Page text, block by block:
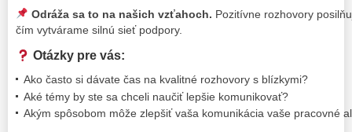
Odráža sa to na našich vzťahoch. Pozitívne rozhovory
čím vytvárame silnú sieť podpory.
Otázky pre vás:
Ako často si dávate čas na kvalitné rozhovory s blízkymi?
Aké témy by ste sa chceli naučiť lepšie komunikovať?
Akým spôsobom môže zlepšiť vaša komunikácia vaše pracovné